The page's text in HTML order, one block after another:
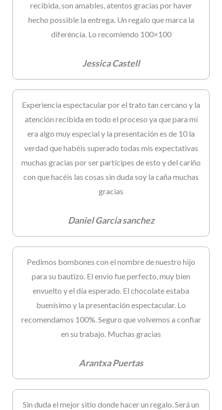
recibida, son amables, atentos gracias por haver
hecho possible la entrega. Un regalo que marca la
diferència. Lo recomiendo 100×100
Jessica Castell
Experiencia espectacular por el trato tan cercano y la
atención recibida en todo el proceso ya que para mí
era algo muy especial y la presentación es de 10 la
verdad que habéis superado todas mis expectativas
muchas gracias por ser partícipes de esto y del cariño
con que hacéis las cosas sin duda soy la caña muchas
gracias
Daniel Garcia sanchez
Pedimos bombones con el nombre de nuestro hijo
para su bautizo. El envío fue perfecto, muy bien
envuelto y el día esperado. El chocolate estaba
buenísimo y la presentación espectacular. Lo
recomendamos 100%. Seguro que volvemos a confiar
en su trabajo. Muchas gracias
Arantxa Puertas
Sin duda el mejor sitio donde hacer un regalo. Será un